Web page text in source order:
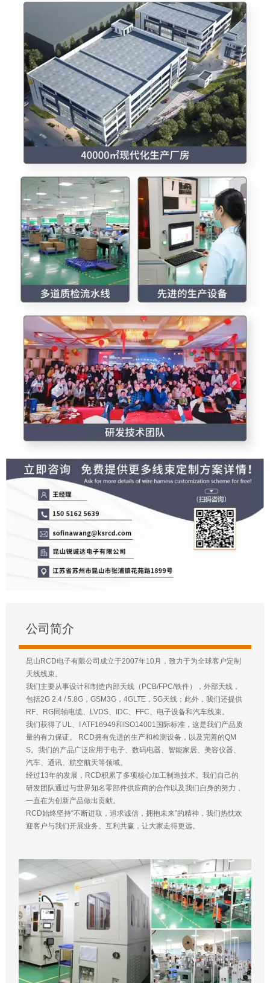
公司简介
昆山RCD电子有限公司成立于2007年10月，致力于为全球客户定制
天线线束。
我们主要从事设计和制造内部天线（PCB/FPC/铁件），外部天线，
包括2G 2.4 / 5.8G，GSM3G，4GLTE，5G天线；此外，我们还提供
RF、RG同轴电缆、LVDS、IDC、FFC、电子设备和汽车线束。
我们获得了UL、I ATF16949和ISO14001国际标准，这是我们产品质
量的有力保证。 RCD拥有先进的生产和检测设备，以及完善的QM
S。我们的产品广泛应用于电子、数码电器、智能家居、美容仪器、
汽车、通讯、航空航天等领域。
经过13年的发展，RCD积累了多项核心加工制造技术。我们自己的
研发团队通过与世界知名零部件供应商的合作以及我们自身的努力，
一直在为创新产品做出贡献。
RCD始终坚持“不断进取，追求诚信，拥抱未来”的精神，我们热忱欢
迎客户与我们开展业务。互利共赢，让大家走得更远。